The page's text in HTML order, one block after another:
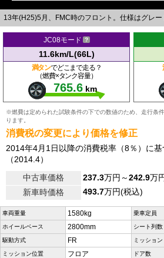
13年(H25)5月、FMC時のフロント。仕様はグレ
JC08モード
11.6km/L(66L)
満タンでどこまで走る？
（燃費×タンク容量）
765.6 km
※燃費は定められた試験条件の下での数値のため、走行条
ります。
消費税の変更により価格を修正
2014年4月1日以降の消費税率（8％）に
（2014.4）
中古車価格
237.3万円～242.9万
新車時価格
493.7万円(税込)
車両重量 1580kg 乗車定員
ホイールベース 2800mm シート列数
駆動方式 FR ミッション
ミッション位置 フロア ドア数